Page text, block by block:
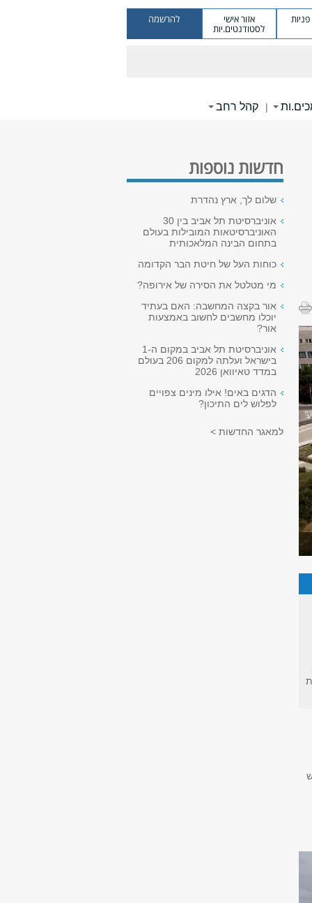
אזור אישי
לסטודנטים.יות
להרשמה
| קהל רחב
קוט"ש
חדשות נוספות
שלום לך, ארץ נהדרת
אוניברסיטת תל אביב בין 30
האוניברסיטאות המובילות בעולם
בתחום הבינה המלאכותית
כוחות העל של חיטת הבר הקדומה
מי מטלטל את הסירה של אירופה?
אור בקצה המחשבה: האם בעתיד
יוכלו מחשבים לחשוב באמצעות
אור?
אוניברסיטת תל אביב במקום ה-1
בישראל ועלתה למקום 206 בעולם
במדד טאיוואן 2026
הדגים באים! אילו מינים צפויים
לפלוש לים התיכון?
למאגר החדשות >